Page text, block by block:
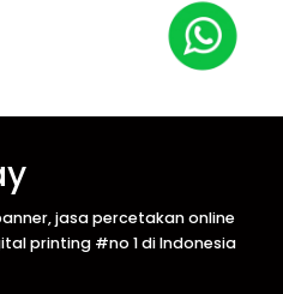
jasa percetakan online
printing #no 1 di Indonesia